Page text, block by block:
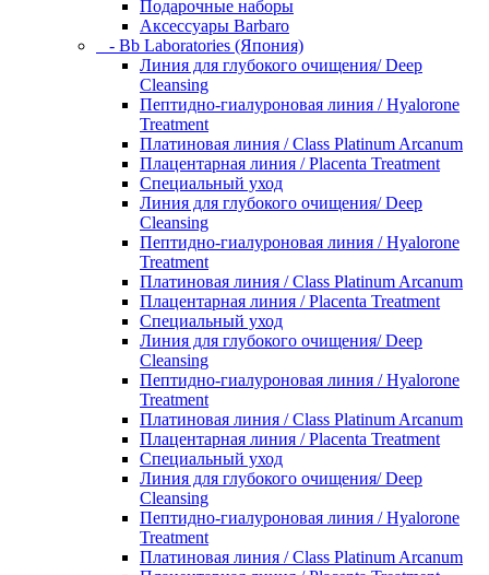
Подарочные наборы
Аксессуары Barbaro
- Bb Laboratories (Япония)
Линия для глубокого очищения/ Deep
Cleansing
Пептидно-гиалуроновая линия / Hyalorone
Treatment
Платиновая линия / Class Platinum Arcanum
Плацентарная линия / Placenta Treatment
Специальный уход
Линия для глубокого очищения/ Deep
Cleansing
Пептидно-гиалуроновая линия / Hyalorone
Treatment
Платиновая линия / Class Platinum Arcanum
Плацентарная линия / Placenta Treatment
Специальный уход
Линия для глубокого очищения/ Deep
Cleansing
Пептидно-гиалуроновая линия / Hyalorone
Treatment
Платиновая линия / Class Platinum Arcanum
Плацентарная линия / Placenta Treatment
Специальный уход
Линия для глубокого очищения/ Deep
Cleansing
Пептидно-гиалуроновая линия / Hyalorone
Treatment
Платиновая линия / Class Platinum Arcanum